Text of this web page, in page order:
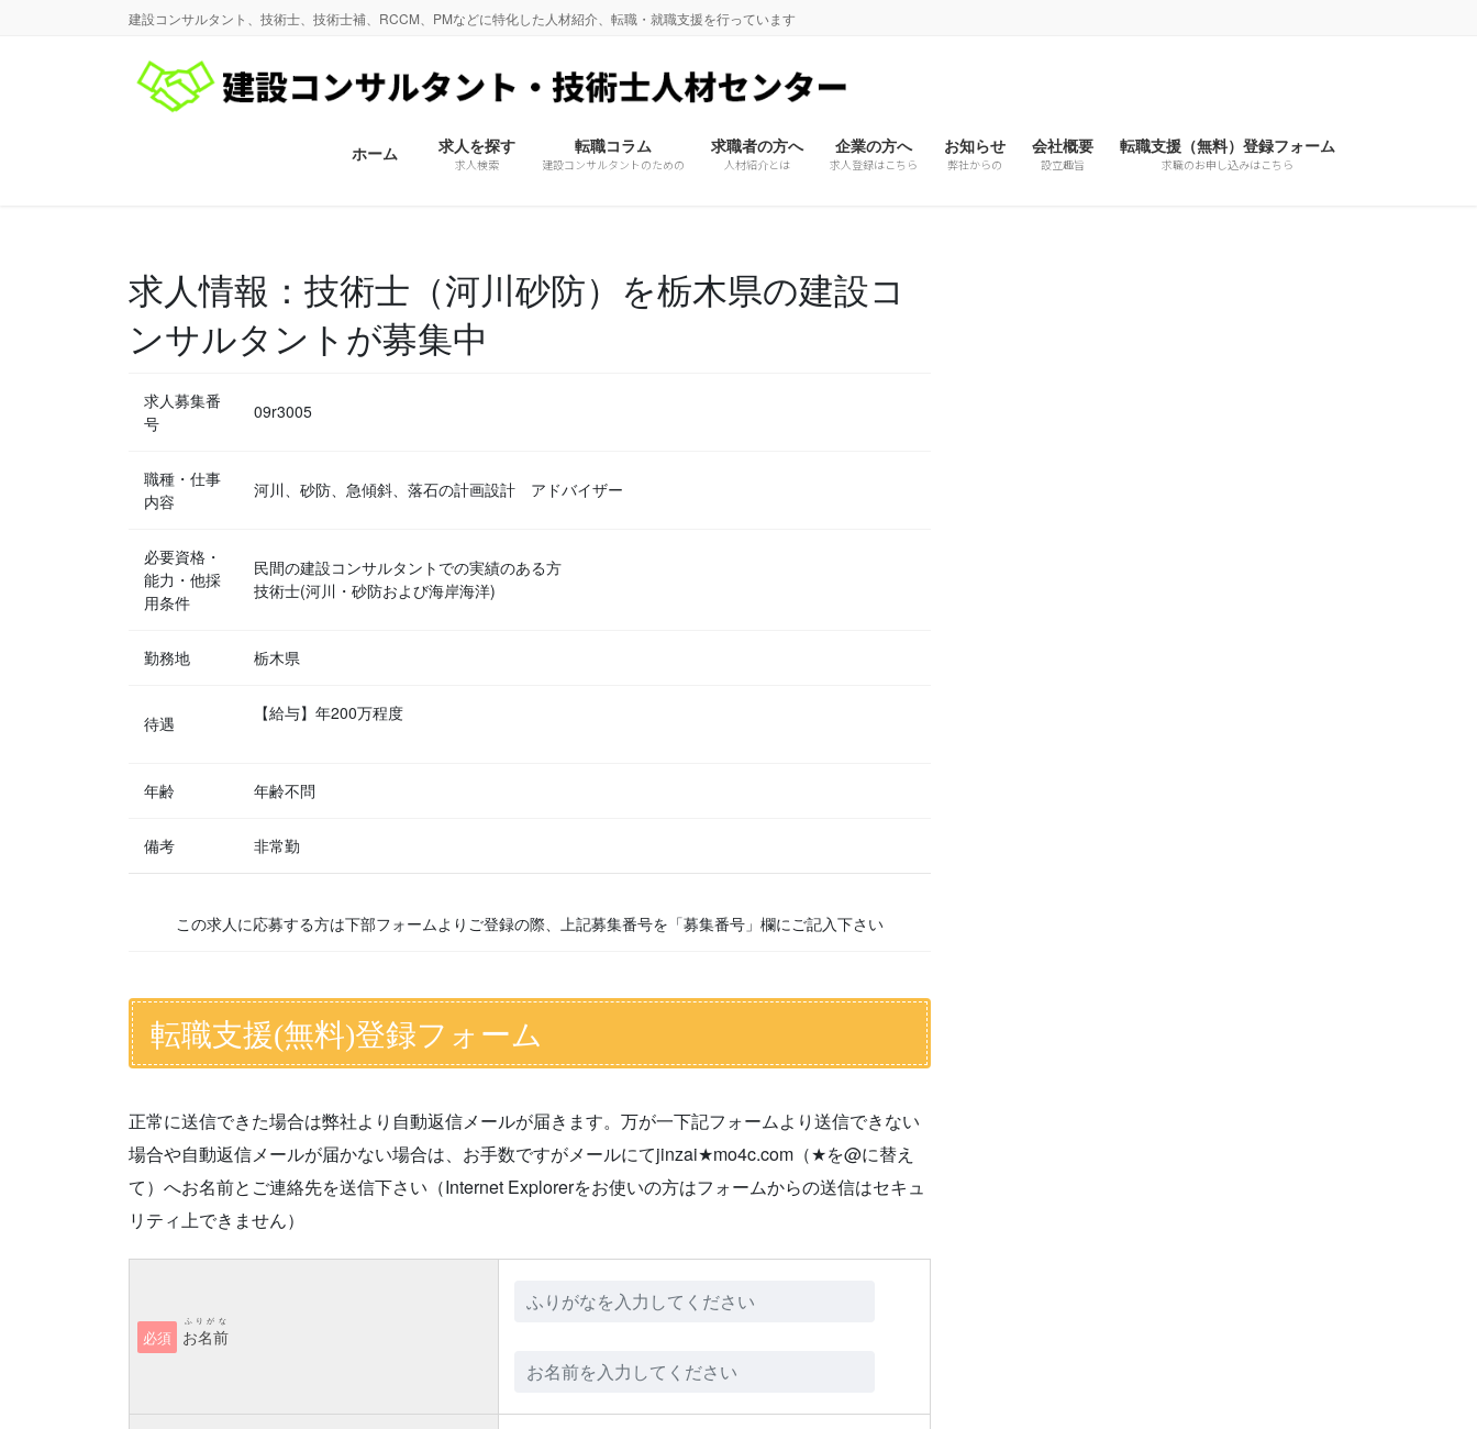
建設コンサルタント、技術士、技術士補、RCCM、PMなどに特化した人材紹介、転職・就職支援を行っています
ホーム 求人を探す
求人検索
転職コラム
建設コンサルタントのための
求職者の方へ
人材紹介とは
企業の方へ
求人登録はこちら
お知らせ
弊社からの
会社概要
設立趣旨
転職支援（無料）登録フォーム
求職のお申し込みはこちら
求人情報：技術士（河川砂防）を栃木県の建設コ
ンサルタントが募集中
求人募集番
号
09r3005
職種・仕事
内容
河川、砂防、急傾斜、落石の計画設計 アドバイザー
必要資格・
能力・他採
用条件
民間の建設コンサルタントでの実績のある方
技術士(河川・砂防および海岸海洋)
勤務地 栃木県
待遇 【給与】年200万程度
年齢 年齢不問
備考 非常勤
この求人に応募する方は下部フォームよりご登録の際、上記募集番号を「募集番号」欄にご記入下さい
転職支援(無料)登録フォーム
正常に送信できた場合は弊社より自動返信メールが届きます。万が一下記フォームより送信できない
場合や自動返信メールが届かない場合は、お手数ですがメールにてjinzai★mo4c.com（★を@に替え
て）へお名前とご連絡先を送信下さい（Internet Explorerをお使いの方はフォームからの送信はセキュ
リティ上できません）
必須 お名前
ふりがな